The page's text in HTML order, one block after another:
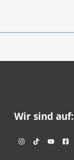
Wir sind auf: